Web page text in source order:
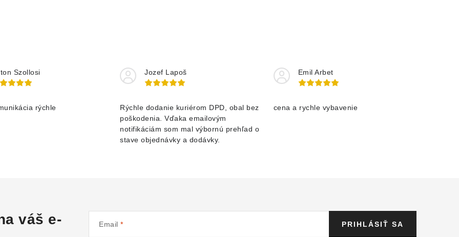
Szollosi
rýchle
Jozef Lapoš
Rýchle dodanie kuriérom DPD, obal bez
poškodenia. Vďaka emailovým
notifikáciám som mal výbornú prehľad o
stave objednávky a dodávky.
Emil Arbet
cena a rychle vybavenie
váš e-
Email PRIHLÁSIŤ SA